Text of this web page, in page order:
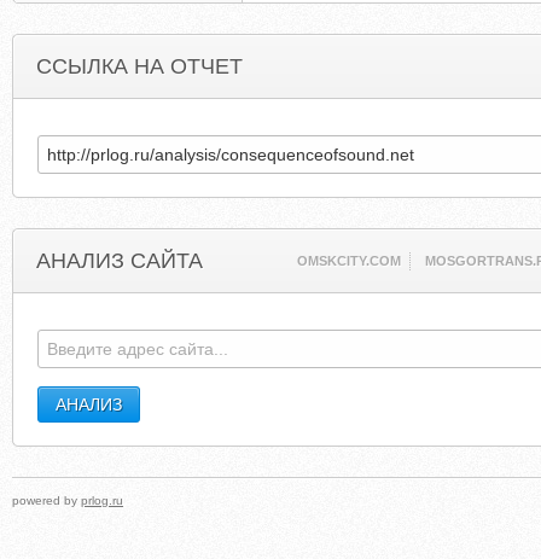
ССЫЛКА НА ОТЧЕТ
АНАЛИЗ САЙТА OMSKCITY.COM
powered by prlog.ru